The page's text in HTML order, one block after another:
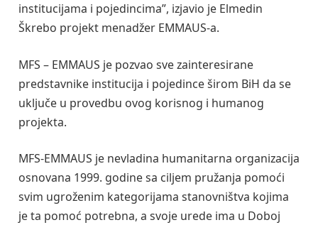
institucijama i pojedincima”, izjavio je Elmedin
Škrebo projekt menadžer EMMAUS-a.
MFS – EMMAUS je pozvao sve zainteresirane
predstavnike institucija i pojedince širom BiH da se
uključe u provedbu ovog korisnog i humanog
projekta.
MFS-EMMAUS je nevladina humanitarna organizacija
osnovana 1999. godine sa ciljem pružanja pomoći
svim ugroženim kategorijama stanovništva kojima
je ta pomoć potrebna, a svoje urede ima u Doboj